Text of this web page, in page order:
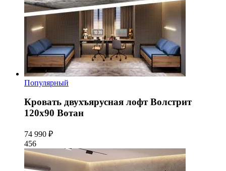
Популярный
Кровать двухъярусная лофт Волстрит
120x90 Вотан
74 990 ₽
456